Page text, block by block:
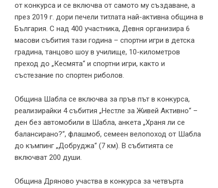
от конкурса и се включва от самото му създаване, а
през 2019 г. дори печели титлата най-активна община в
България. С над 400 участника, Девня организира 6
масови събития тази година – спортни игри в детска
градина, танцово шоу в училище, 10-километров
преход до „Кесмята“ и спортни игри, както и
състезание по спортен риболов.
Община Шабла се включва за пръв път в конкурса,
реализирайки 4 събития „Нестле за Живей Активно“ –
ден без автомобили в Шабла, анкета „Храня ли се
балансирано?“, флашмоб, семеен велопоход от Шабла
до къмпинг „Добруджа“ (7 км). В събитията се
включват 200 души.
Община Дряново участва в конкурса за четвърта